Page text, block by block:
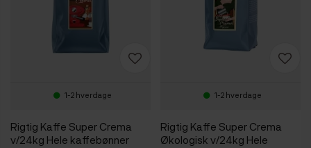
1-2 hverdage
Rigtig Kaffe Super Crema
v/24kg Hele kaffebønner
1-2 hverdage
Rigtig Kaffe Super Crema
Økologisk v/24kg Hele